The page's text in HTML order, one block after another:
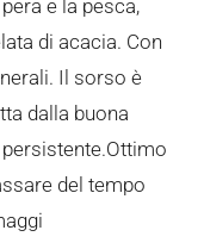
e la pesca,
di acacia. Con
Il sorso è
dalla buona
del tempo